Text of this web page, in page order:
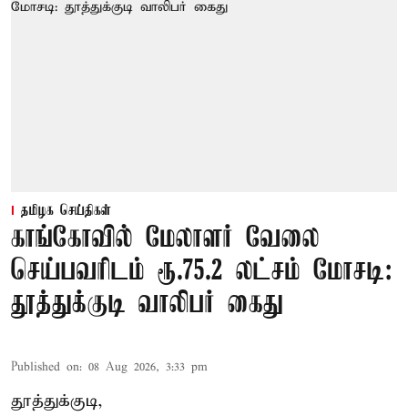
தமிழக செய்திகள்
காங்கோவில் மேலாளர் வேலை
செய்பவரிடம் ரூ.75.2 லட்சம் மோசடி:
தூத்துக்குடி வாலிபர் கைது
Published on: 08 Aug 2026, 3:33 pm
தூத்துக்குடி,